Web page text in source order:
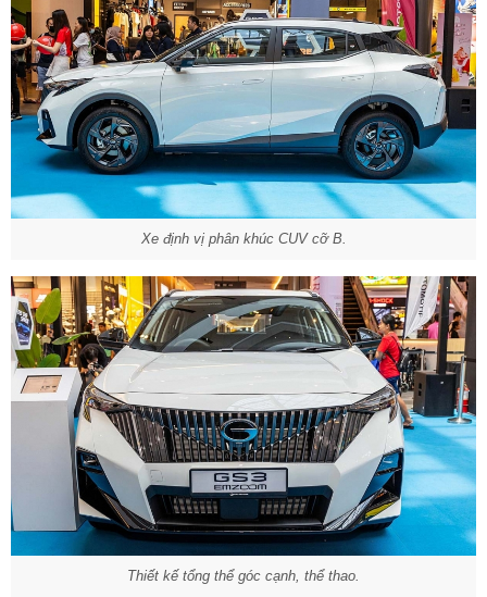
Xe định vị phân khúc CUV cỡ B.
Thiết kế tổng thể góc cạnh, thể thao.